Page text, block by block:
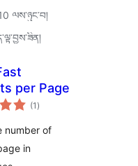
ལས་ཉུང་བ།
per Page
(1 གདེང་
འཇོག་
ཚང་།
)
number of
in